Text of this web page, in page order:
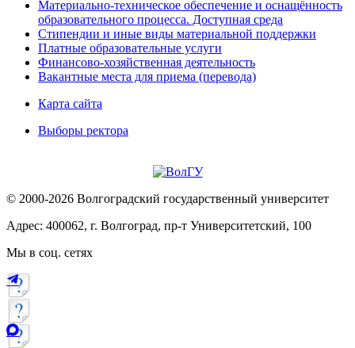
Материально-техническое обеспечение и оснащённость
образовательного процесса. Доступная среда
Стипендии и иные виды материальной поддержки
Платные образовательные услуги
Финансово-хозяйственная деятельность
Вакантные места для приема (перевода)
Карта сайта
Выборы ректора
© 2000-2026 Волгоградский государственный университет
Адрес: 400062, г. Волгоград, пр-т Университетский, 100
Мы в соц. сетях